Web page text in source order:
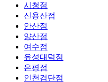
시청점
신용산점
안산점
양산점
여수점
유성대덕점
은평점
인천검단점